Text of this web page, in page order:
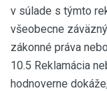
v súlade s týmto
všeobecne
zákonné práva
10.5 Reklamácia
hodnoverne